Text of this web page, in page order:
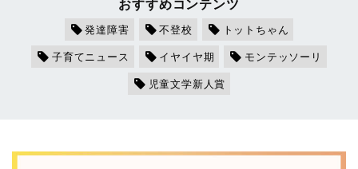
発達障害 不登校
トットちゃん
子育てニュース
イヤイヤ期
モンテッソーリ
児童文学新人賞